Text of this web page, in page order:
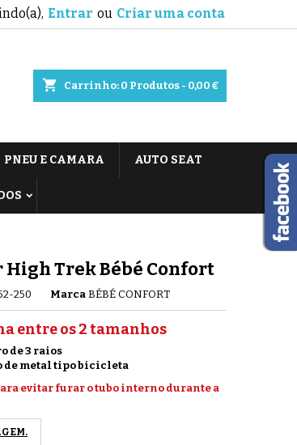
Entrar ou Criar uma conta
shopping_cart Carrinho: 0 Produtos - 0,00 €
PNEU E CAMARA AUTO SEAT
High Trek Bébé Confort
250 Marca BÉBÉ CONFORT
entre os 2 tamanhos
de 3 raios
de metal tipo bicicleta
evitar furar o tubo interno durante a